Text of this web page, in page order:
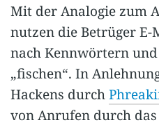
Mit der Analogie zum
nutzen die Betrüger E-
nach Kennwörtern
„fischen“. In
Hackens durch
von Anrufen durch das